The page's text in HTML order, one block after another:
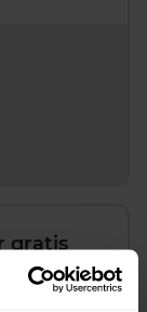
gratis